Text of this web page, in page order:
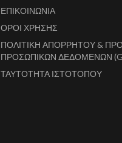
ΕΠΙΚΟΙΝΩΝΙΑ
ΟΡΟΙ ΧΡΗΣΗΣ
ΠΟΛΙΤΙΚΗ ΑΠΟΡΡΗΤΟΥ &
ΠΡΟΣΩΠΙΚΩΝ ΔΕΔΟΜΕΝΩΝ
ΤΑΥΤΟΤΗΤΑ ΙΣΤΟΤΟΠΟΥ